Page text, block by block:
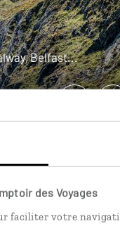
des Voyages
faciliter votre
Belfast...